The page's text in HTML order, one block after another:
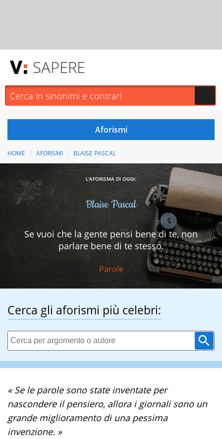
SAPERE
HOME AFORISMI BLAISE PASCAL
L'AFORISMA DI OGGI:
Blaise Pascal
Se vuoi che la gente pensi bene di te, non
parlare bene di te stesso.
Parole
Cerca gli aforismi più celebri:
« Se le parole sono state inventate per
nascondere il pensiero, allora i giornali sono un
grande miglioramento di una pessima
invenzione. »